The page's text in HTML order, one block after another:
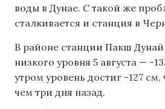
воды в Дунае. С такой же
сталкивается и станция в
В районе станции Пакш Дунай
низкого уровня 5 августа — -
утром уровень достиг -127
чем три дня назад.